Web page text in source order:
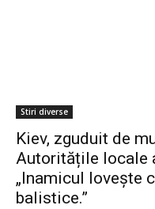
Stiri diverse
Kiev, zguduit de
Autoritățile locale
„Inamicul lovește
balistice.”